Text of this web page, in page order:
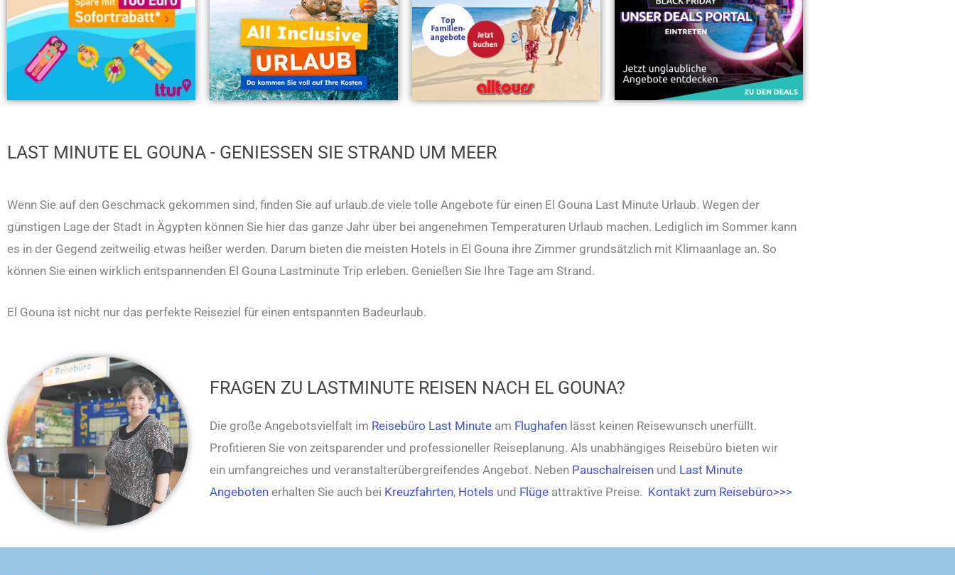
LAST MINUTE EL GOUNA - GENIESSEN SIE STRAND UM MEER
Wenn Sie auf den Geschmack gekommen sind, finden Sie auf urlaub.de viele tolle Angebote für einen El Gouna Last Minute Urlaub. Wegen der
günstigen Lage der Stadt in Ägypten können Sie hier das ganze Jahr über bei angenehmen Temperaturen Urlaub machen. Lediglich im Sommer kann
es in der Gegend zeitweilig etwas heißer werden. Darum bieten die meisten Hotels in El Gouna ihre Zimmer grundsätzlich mit Klimaanlage an. So
können Sie einen wirklich entspannenden El Gouna Lastminute Trip erleben. Genießen Sie Ihre Tage am Strand.
El Gouna ist nicht nur das perfekte Reiseziel für einen entspannten Badeurlaub.
FRAGEN ZU LASTMINUTE REISEN NACH EL GOUNA?
Die große Angebotsvielfalt im Reisebüro Last Minuteam Flughafenlässt keinen Reisewunsch unerfüllt.
Profitieren Sie von zeitsparender und professioneller Reiseplanung. Als unabhängiges Reisebüro bieten wir
ein umfangreiches und veranstalterübergreifendes Angebot. Neben Pauschalreisenund Last Minute
Angebotenerhalten Sie auch bei Kreuzfahrten, Hotels und Flügeattraktive Preise. Kontakt zum Reisebüro>>>